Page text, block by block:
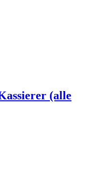
(alle